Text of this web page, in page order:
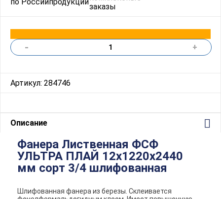
заказы
- +
Артикул: 284746
Описание
Фанера Лиственная ФСФ
УЛЬТРА ПЛАЙ 12х1220х2440
мм сорт 3/4 шлифованная
Шлифованная фанера из березы. Склеивается